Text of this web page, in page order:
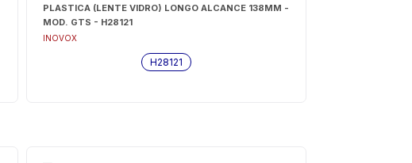
PLASTICA (LENTE VIDRO) LONGO ALCANCE 138MM -
MOD. GTS - H28121
INOVOX
H28121